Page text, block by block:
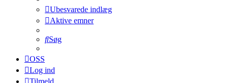
Ubesvarede indlæg
Aktive emner
Søg
OSS
Log ind